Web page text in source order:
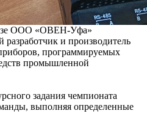
ООО «ОВЕН-Уфа»
и производитель
программируемых
промышленной
задания чемпионата
выполняя определенные